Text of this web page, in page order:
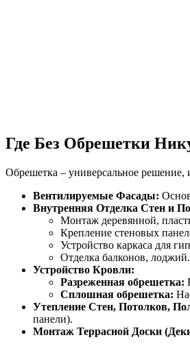
Где Без Обрешетки
Обрешетка – универсальное решение,
Вентилируемые Фасады:
Внутренняя Отделка Стен и
Монтаж деревянной,
Крепление стеновых
Устройство каркаса для
Отделка балконов, лоджий.
Устройство Кровли:
Разреженная обрешетка:
Сплошная обрешетка:
Утепление Стен, Потолков,
панели).
Монтаж Террасной Доски